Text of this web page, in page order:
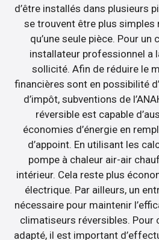
d’être installés dans plusieurs
se trouvent être plus
qu’une seule pièce. Pour
installateur professionnel a
sollicité. Afin de réduire le
financières sont en possibilité
d’impôt, subventions de
réversible est capable
économies d’énergie en
d’appoint. En utilisant les
pompe à chaleur air-air
intérieur. Cela reste plus
électrique. Par ailleurs, un
nécessaire pour maintenir
climatiseurs réversibles. Pour
adapté, il est important